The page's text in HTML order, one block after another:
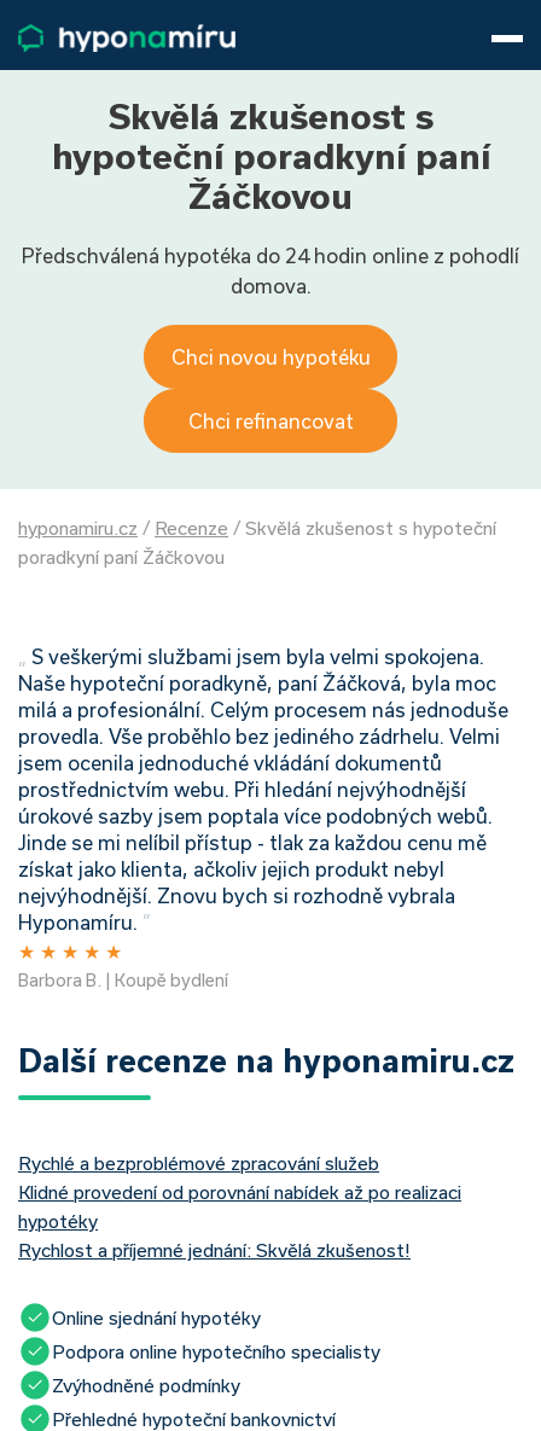
Životní pojištění
Pojištění nemovitosti
Články
Přihlásit
Skvělá zkušenost s
hypoteční poradkyní paní
Žáčkovou
Předschválená hypotéka do 24 hodin online z pohodlí
domova.
Chci novou hypotéku
Chci refinancovat
hyponamiru.cz / Recenze / Skvělá zkušenost s hypoteční
poradkyní paní Žáčkovou
„ S veškerými službami jsem byla velmi spokojena.
Naše hypoteční poradkyně, paní Žáčková, byla moc
milá a profesionální. Celým procesem nás jednoduše
provedla. Vše proběhlo bez jediného zádrhelu. Velmi
jsem ocenila jednoduché vkládání dokumentů
prostřednictvím webu. Při hledání nejvýhodnější
úrokové sazby jsem poptala více podobných webů.
Jinde se mi nelíbil přístup - tlak za každou cenu mě
získat jako klienta, ačkoliv jejich produkt nebyl
nejvýhodnější. Znovu bych si rozhodně vybrala
Hyponamíru. ”
★ ★ ★ ★ ★
Barbora B. | Koupě bydlení
Další recenze na hyponamiru.cz
Rychlé a bezproblémové zpracování služeb
Klidné provedení od porovnání nabídek až po realizaci
hypotéky
Rychlost a příjemné jednání: Skvělá zkušenost!
Online sjednání hypotéky
Podpora online hypotečního specialisty
Zvýhodněné podmínky
Přehledné hypoteční bankovnictví